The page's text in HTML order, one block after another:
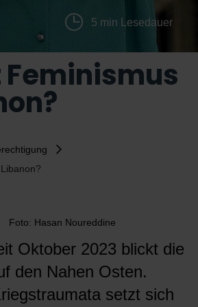
5 min Lesedauer
Foto: Hasan Noureddine
Oktober 2023 blickt die
den Nahen Osten.
setzt sich